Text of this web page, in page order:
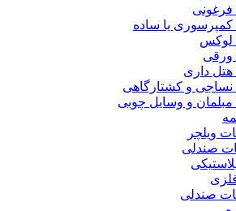
یا ساده
لوکس
ورقی
داری
و کشتارگاهی
و وسایل چوبی
ویلچر
صندلی
فلزی
صندلی